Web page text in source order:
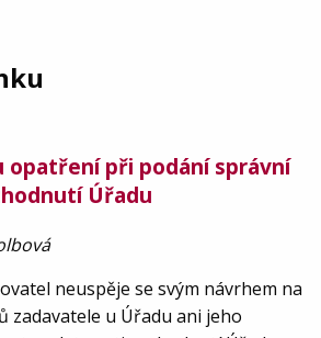
opatření při podání správní
Úřadu
neuspěje se svým návrhem na
zadavatele u Úřadu ani jeho